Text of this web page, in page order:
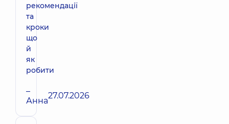
рекомендації
та
кроки
що
й
як
робити
–
Анна27.07.2026